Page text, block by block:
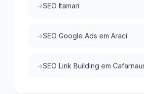
SEO Itamari
SEO Google Ads em Araci
SEO Link Building em